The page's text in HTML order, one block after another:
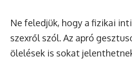
Ne feledjük, hogy a fizikai
szexről szól. Az apró
ölelések is sokat